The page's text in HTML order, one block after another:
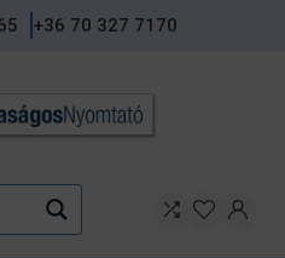
+36 70 327 7170